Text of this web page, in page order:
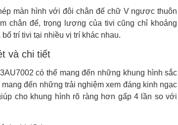
màn hình với đôi chân đế chữ V ngược thuôn
chân đế, trọng lượng của tivi cũng chỉ khoảng
trí tivi tại nhiều vị trí khác nhau.
và chi tiết
có thể mang đến những khung hình sắc
đến những trải nghiệm xem đáng kinh ngạc
cho khung hình rõ ràng hơn gấp 4 lần so với